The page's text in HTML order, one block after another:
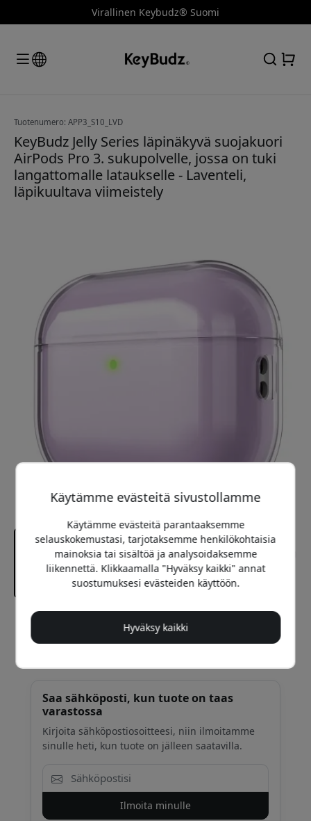
Virallinen Keybudz® Suomi
Tuotenumero: APP3_S10_LVD
KeyBudz Jelly Series läpinäkyvä suojakuori
AirPods Pro 3. sukupolvelle, jossa on tuki
langattomalle lataukselle - Laventeli,
läpikuultava viimeistely
Suositeltava hinta
19.99 EUR
Saa sähköposti, kun tuote on taas
varastossa
Kirjoita sähköpostiosoitteesi, niin ilmoitamme
sinulle heti, kun tuote on jälleen saatavilla.
Ilmoita minulle
Käytämme evästeitä sivustollamme
Käytämme evästeitä parantaaksemme
selauskokemustasi, tarjotaksemme henkilökohtaisia
mainoksia tai sisältöä ja analysoidaksemme
liikennettä. Klikkaamalla "Hyväksy kaikki" annat
suostumuksesi evästeiden käyttöön.
Hyväksy kaikki